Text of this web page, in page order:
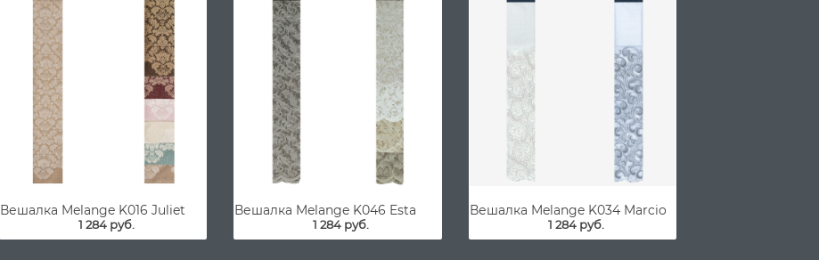
Вешалка Melange K016 Juliet
1 284 руб.
Вешалка Melange K046 Esta
1 284 руб.
Вешалка Melange K034 Marcio
1 284 руб.